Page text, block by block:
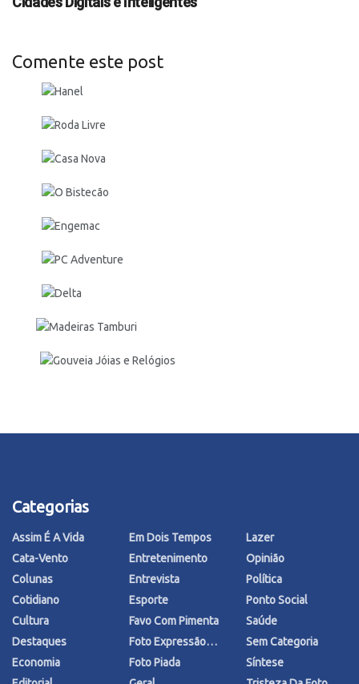
Comente este post
Categorias
Assim É A Vida
Cata-Vento
Colunas
Cotidiano
Cultura
Destaques
Economia
Em Dois Tempos
Entretenimento
Entrevista
Esporte
Favo Com Pimenta
Foto Expressão…
Foto Piada
Lazer
Opinião
Política
Ponto Social
Saúde
Sem Categoria
Síntese